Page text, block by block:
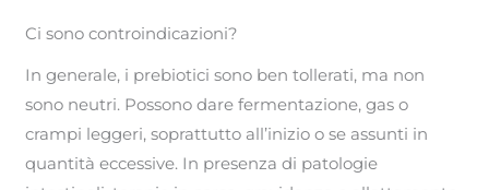
Ci sono controindicazioni?
In generale, i prebiotici sono ben tollerati, ma non
sono neutri. Possono dare fermentazione, gas o
crampi leggeri, soprattutto all’inizio o se assunti in
quantità eccessive. In presenza di patologie